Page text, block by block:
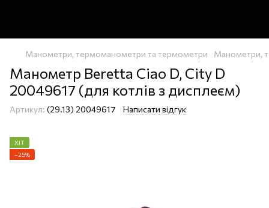
Манометри, термоманометри та термометри Манометри,
Манометр Beretta Ciao D, City D
20049617 (для котлів з дисплеєм)
Артикул: (29.13) 20049617 Написати відгук
ХІТ
−25%